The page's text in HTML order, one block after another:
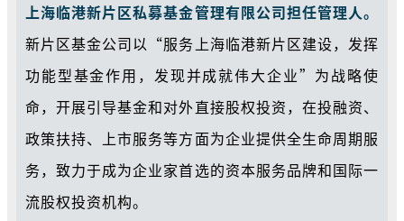
上海临港新片区私募基金管理有限公司担任管理人。
新片区基金公司以“服务上海临港新片区建设，发挥
功能型基金作用，发现并成就伟大企业”为战略使
命，开展引导基金和对外直接股权投资，在投融资、
政策扶持、上市服务等方面为企业提供全生命周期服
务，致力于成为企业家首选的资本服务品牌和国际一
流股权投资机构。